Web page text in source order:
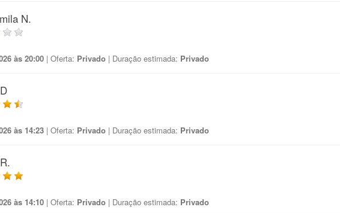
N.
às 20:00 | Oferta: Privado | Duração estimada: Privado
às 14:23 | Oferta: Privado | Duração estimada: Privado
às 14:10 | Oferta: Privado | Duração estimada: Privado